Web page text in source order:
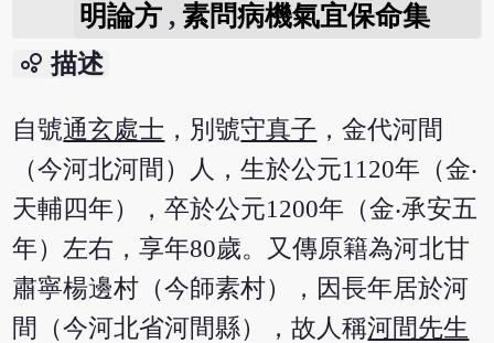
明論方 , 素問病機氣宜保命集
bubble_chart 描述
自號通玄處士 ，別號守真子 ，金代河間
（今河北河間）人，生於公元1120年（金‧
天輔四年），卒於公元1200年（金‧承安五
年）左右，享年80歲。又傳原籍為河北甘
肅寧楊邊村（今師素村），因長年居於河
間（今河北省河間縣），故人稱河間先生